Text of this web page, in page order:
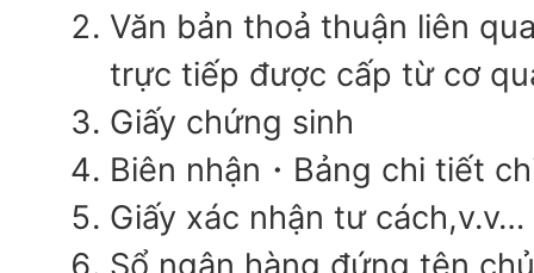
Văn bản thoả thuận liên
trực tiếp được cấp từ cơ
Giấy chứng sinh
Biên nhận・Bảng chi tiết
Giấy xác nhận tư cách,v.v…